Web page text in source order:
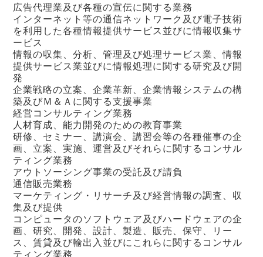
広告代理業及び各種の宣伝に関する業務
インターネット等の通信ネットワーク及び電子技術
を利用した各種情報提供サービス並びに情報収集サ
ービス
情報の収集、分析、管理及び処理サービス業、情報
提供サービス業並びに情報処理に関する研究及び開
発
企業戦略の立案、企業革新、企業情報システムの構
築及びＭ＆Ａに関する支援事業
経営コンサルティング業務
人材育成、能力開発のための教育事業
研修、セミナー、講演会、講習会等の各種催事の企
画、立案、実施、運営及びそれらに関するコンサル
ティング業務
アウトソーシング事業の受託及び請負
通信販売業務
マーケティング・リサーチ及び経営情報の調査、収
集及び提供
コンピュータのソフトウェア及びハードウェアの企
画、研究、開発、設計、製造、販売、保守、リー
ス、賃貸及び輸出入並びにこれらに関するコンサル
ティング業務